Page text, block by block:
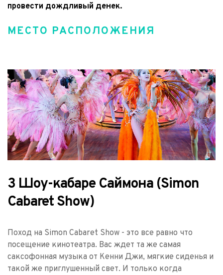
провести дождливый денек.
МЕСТО РАСПОЛОЖЕНИЯ
3 Шоу-кабаре Саймона (Simon
Cabaret Show)
Поход на Simon Cabaret Show - это все равно что
посещение кинотеатра. Вас ждет та же самая
саксофонная музыка от Кенни Джи, мягкие сиденья и
такой же приглушенный свет. И только когда